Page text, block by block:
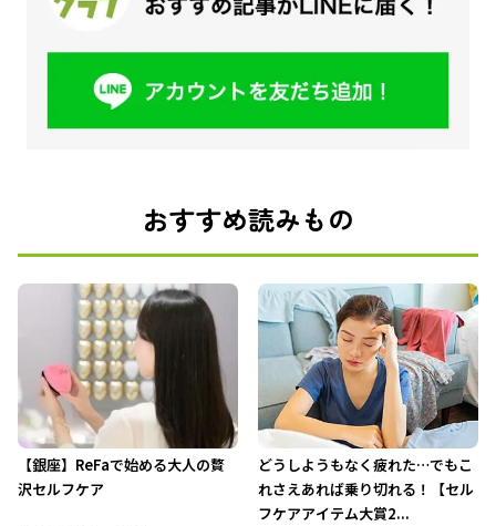
おすすめ読みもの
【銀座】ReFaで始める大人の贅
沢セルフケア
どうしようもなく疲れた…でもこ
れさえあれば乗り切れる！【セル
フケアアイテム大賞2...